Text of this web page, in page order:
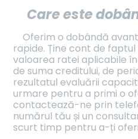
Care este
Oferim o dobândă
rapide. Ține cont de
valoarea ratei aplicabile
de suma creditului, de
rezultatul evaluării
urmare pentru a primi o
contactează-ne prin
numărul tău și un
scurt timp pentru a-ți